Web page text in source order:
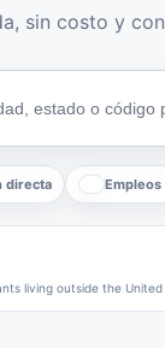
sin costo y
directa Empleos
living outside the United